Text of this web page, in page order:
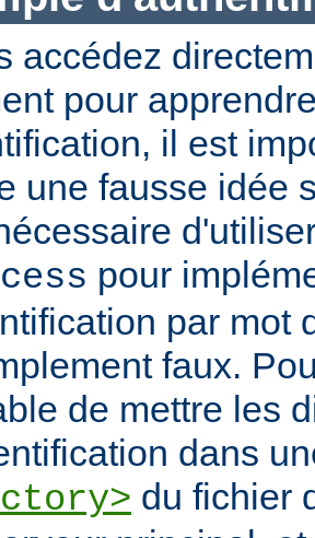
accédez
pour
il est
une fausse idée
pour
par mot
faux.
de mettre les
dans
du fichier